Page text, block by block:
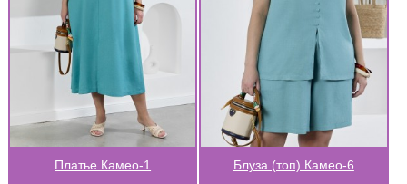
Платье Камео-1 Блуза (топ) Камео-6